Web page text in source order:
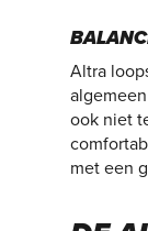
Altra
ook niet
met een